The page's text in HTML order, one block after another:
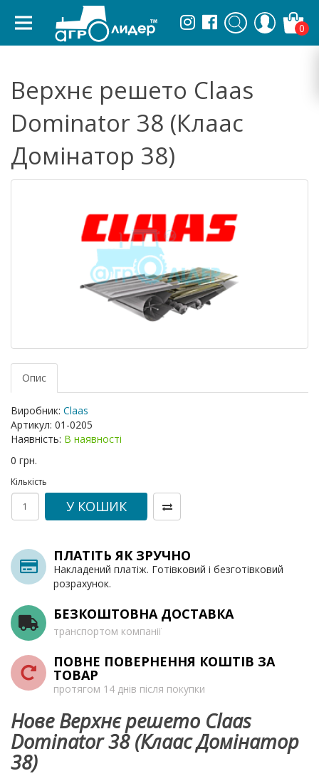
0
Верхнє решето Claas
Dominator 38 (Клаас
Домінатор 38)
Опис
Виробник: Claas
Артикул: 01-0205
Наявність: В наявності
0 грн.
Кількість
У КОШИК
ПЛАТІТЬ ЯК ЗРУЧНО
Накладений платіж. Готівковий і безготівковий
розрахунок.
БЕЗКОШТОВНА ДОСТАВКА
транспортом компанії
ПОВНЕ ПОВЕРНЕННЯ КОШТІВ ЗА
ТОВАР
протягом 14 днів після покупки
Нове Верхнє решето Claas
Dominator 38 (Клаас Домінатор
38)